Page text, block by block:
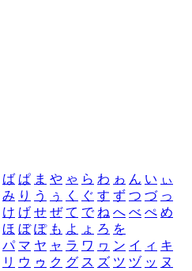
ば ぱ ま や ゃ ら わ ゎ ん い ぃ
み り う ぅ く ぐ す ず つ づ っ
け げ せ ぜ て で ね へ べ ぺ め
ほ ぼ ぽ も よ ょ ろ を
パ マ ヤ ャ ラ ワ ヮ ン イ ィ キ
リ ウ ゥ ク グ ス ズ ツ ヅ ッ ヌ